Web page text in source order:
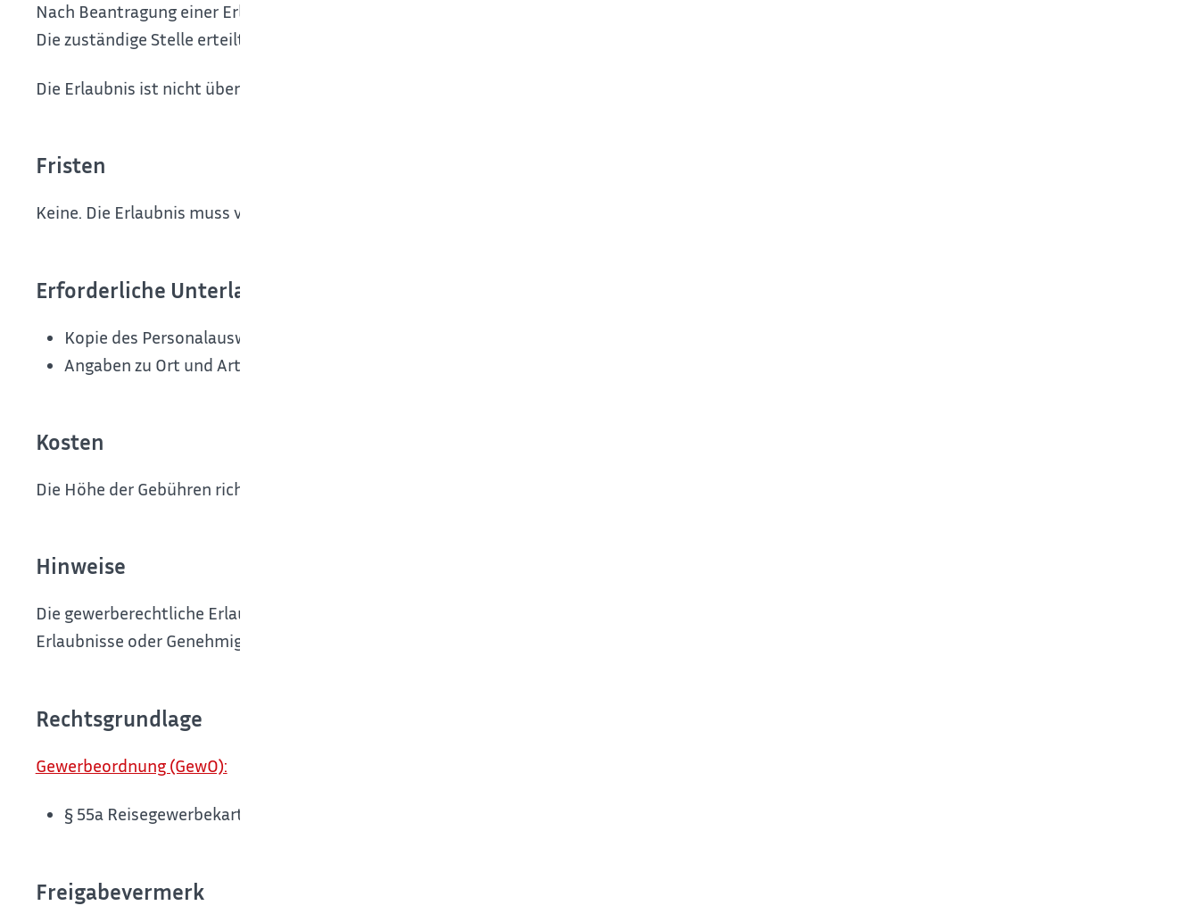
Nach Beantragung einer Erlaubnis entscheidet die zuständige Stelle, ob sie Ihrem Antrag zum Verkauf der Waren zustimmt.
Die zuständige Stelle erteilt die Erlaubnis für einen bestimmten Ort und für eine bestimmte Veranstaltung, also befristet.
Die Erlaubnis ist nicht übertragbar.
Fristen
Keine. Die Erlaubnis muss vor Aufnahme der Tätigkeit vorliegen.
Erforderliche Unterlagen
Kopie des Personalausweises oder des Reisepasses mit Meldebescheinigung, beziehungsweise Vorlage vor Ort
Angaben zu Ort und Art des Verkaufsstandes sowie zum Warensortiment
Kosten
Die Höhe der Gebühren richtet sich nach der kommunalen Gebührensatzung.
Hinweise
Die gewerberechtliche Erlaubnis ersetzt keine nach anderem Fachrecht (zum Beispiel Straßenrecht) erforderlichen
Erlaubnisse oder Genehmigungen.
Rechtsgrundlage
Gewerbeordnung (GewO):
§ 55a Reisegewerbekartenfreie Tätigkeiten
Freigabevermerk